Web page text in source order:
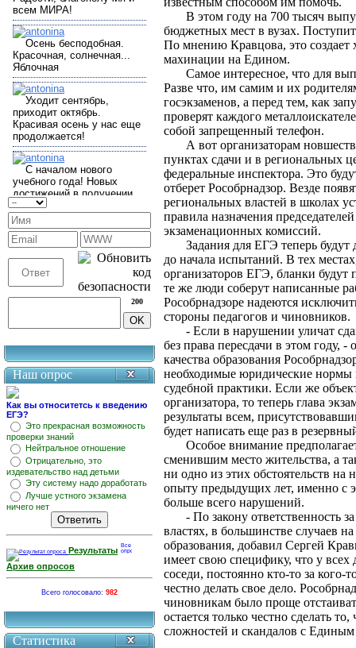
200
Наш опрос
Как вы относитетсь к введению
ЕГЭ?
Это прекрасная возможность
проверки знаний
Нейтральное отношение
Отрицательно, это
издевательство над детьми
Эту систему надо доработать
Лучше устного экзамена
ничего нет
Результаты
Архив опросов
Всего голосовало: 982
Статистика
В этом году на 700 тысяч
бюджетных мест в вузах.
По мнению Кравцова, это
махинации на Едином.
Самое интересное, что для
Разве что, им самим и их
госэкзаменов, а перед тем, как
проверят каждого
собой запрещенный телефон.
А вот организаторам
пунктах сдачи и в региональных
федеральные инспектора. Это
отберет Рособрнадзор. Везде
региональных властей в школах
правила назначения
экзаменационных комиссий.
Задания для ЕГЭ теперь будут
до начала испытаний. В тех
организаторов ЕГЭ, бланки
те же люди соберут написанные
Рособрнадзоре надеются
стороны педагогов и чиновников.
- Если в нарушении уличат
без права пересдачи в этом году,
качества образования
необходимые юридические нормы
судебной практики. Если же
организатора, то теперь глава
результаты всем,
будет написать еще раз в
Особое внимание
сменившим место жительства, а
ни одно из этих обстоятельств
опыту предыдущих лет, именно с
больше всего нарушений.
- По закону ответственность
властях, в большинстве случаев
образования, добавил Сергей
имеет свою специфику, что у всех
соседи, постоянно кто-то за
честно делать свое дело.
чиновникам было проще
остается только честно сделать
сложностей и скандалов с Единым